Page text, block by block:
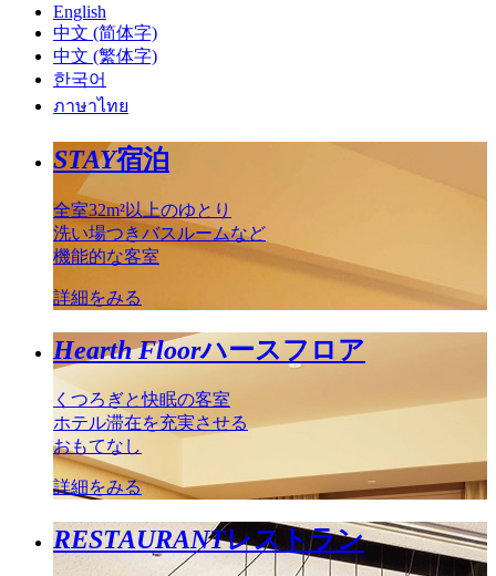
English
中文 (简体字)
中文 (繁体字)
한국어
ภาษาไทย
STAY宿泊
全室32m²以上のゆとり
洗い場つきバスルームなど
機能的な客室
詳細をみる
Hearth Floorハースフロア
くつろぎと快眠の客室
ホテル滞在を充実させる
おもてなし
詳細をみる
RESTAURANTレストラン